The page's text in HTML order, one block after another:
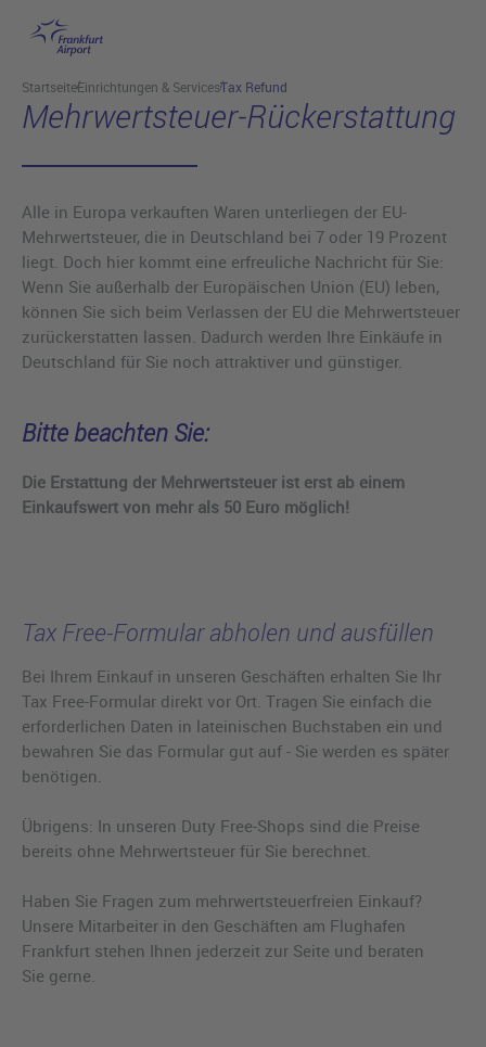
Hauptinhalt anspringen
StartseiteEinrichtungen & ServicesTax Refund
Mehrwertsteuer-Rückerstattung
Alle in Europa verkauften Waren unterliegen der EU-
Mehrwertsteuer, die in Deutschland bei 7 oder 19 Prozent
liegt. Doch hier kommt eine erfreuliche Nachricht für Sie:
Wenn Sie außerhalb der Europäischen Union (EU) leben,
können Sie sich beim Verlassen der EU die Mehrwertsteuer
zurückerstatten lassen. Dadurch werden Ihre Einkäufe in
Deutschland für Sie noch attraktiver und günstiger.
Bitte beachten Sie:
Die Erstattung der Mehrwertsteuer ist erst ab einem
Einkaufswert von mehr als 50 Euro möglich!
Tax Free-Formular abholen und ausfüllen
Bei Ihrem Einkauf in unseren Geschäften erhalten Sie Ihr
Tax Free-Formular direkt vor Ort. Tragen Sie einfach die
erforderlichen Daten in lateinischen Buchstaben ein und
bewahren Sie das Formular gut auf - Sie werden es später
benötigen.
Übrigens: In unseren Duty Free-Shops sind die Preise
bereits ohne Mehrwertsteuer für Sie berechnet.
Haben Sie Fragen zum mehrwertsteuerfreien Einkauf?
Unsere Mitarbeiter in den Geschäften am Flughafen
Frankfurt stehen Ihnen jederzeit zur Seite und beraten
Sie gerne.